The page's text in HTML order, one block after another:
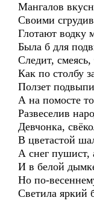
Мангалов
Своими
Глотают водку
Была б для
Следит, смеясь,
Как по столбу
Ползет
А на помосте
Развеселив
Девчонка,
В цветастой
А снег пушист,
И в белой
Но по-
Светила яркий